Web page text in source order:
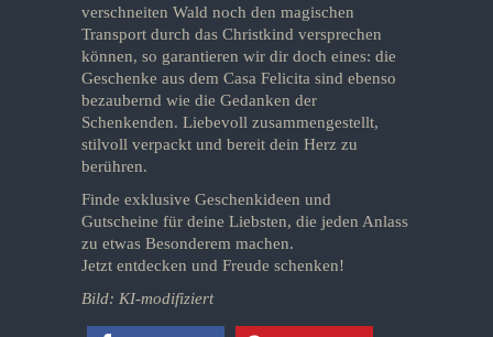
verschneiten Wald noch den magischen
Transport durch das Christkind versprechen
können, so garantieren wir dir doch eines: die
Geschenke aus dem Casa Felicita sind ebenso
bezaubernd wie die Gedanken der
Schenkenden. Liebevoll zusammengestellt,
stilvoll verpackt und bereit dein Herz zu
berühren.
Finde exklusive Geschenkideen und
Gutscheine für deine Liebsten, die jeden Anlass
zu etwas Besonderem machen.
Jetzt entdecken und Freude schenken!
Bild: KI-modifiziert